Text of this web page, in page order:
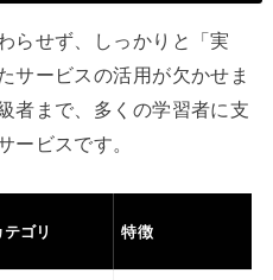
らせず、しっかりと「実
サービスの活用が欠かせま
者まで、多くの学習者に支
ービスです。
テゴリ 特徴